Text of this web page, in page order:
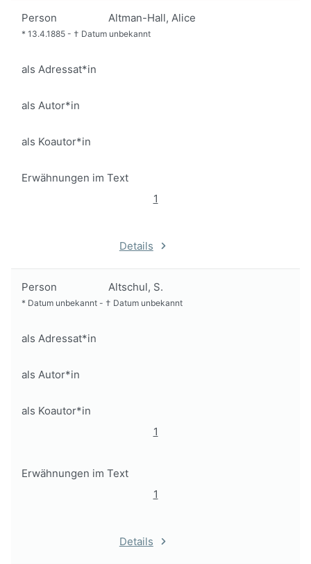
Person Altman-Hall, Alice
* 13.4.1885 - † Datum unbekannt
als Adressat*in
als Autor*in
als Koautor*in
Erwähnungen im Text
1
Details
Person Altschul, S.
* Datum unbekannt - † Datum unbekannt
als Adressat*in
als Autor*in
als Koautor*in
1
Erwähnungen im Text
1
Details